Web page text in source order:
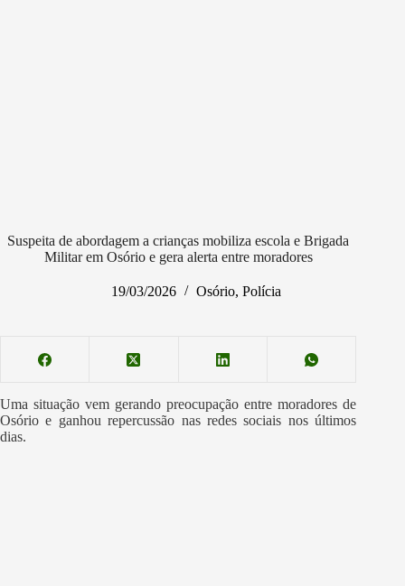
Suspeita de abordagem a crianças mobiliza escola e Brigada
Militar em Osório e gera alerta entre moradores
19/03/2026 Osório,Polícia
Uma situação vem gerando preocupação entre moradores de
Osório e ganhou repercussão nas redes sociais nos últimos
dias.